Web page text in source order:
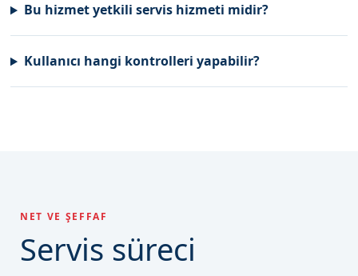
Bu hizmet yetkili servis hizmeti midir?
Kullanıcı hangi kontrolleri yapabilir?
NET VE ŞEFFAF
Servis süreci